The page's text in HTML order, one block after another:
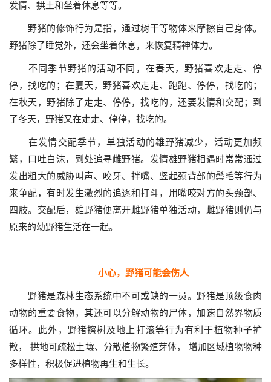
发情、拱土和坐着休息等等。
野猪的修饰行为是指，通过树干等物体来摩擦自己身体。
野猪除了睡觉外，还会坐着休息，来恢复精神体力。
不同季节野猪的活动不同，在春天，野猪喜欢走走、停
停，找吃的；在夏天，野猪喜欢走走、跑跑、停停，找吃的；
在秋天，野猪除了走走、停停，找吃的，还要发情和交配；到
了冬天，野猪又在走走、停停，找吃的。
在发情交配季节，单独活动的雄野猪减少，活动更加频
繁，口吐白沫，到处追寻雌野猪。发情雄野猪相遇时常常通过
发出粗大的威胁叫声、咬牙、拌嘴、竖起颈背部的鬃毛等行为
来争配，有时发生激烈的追逐和打斗，用嘴咬对方的头颈部、
四肢。交配后，雄野猪便离开雌野猪单独活动，雌野猪则仍与
原来的幼野猪生活在一起。
小心，野猪可能会伤人
野猪是森林生态系统中不可或缺的一员。野猪是顶级食肉
动物的重要食物，其还可以分解动物的尸体，加速自然界物质
循环。此外，野猪擦树及地上打滚等行为有利于植物种子扩
散， 拱地可疏松土壤、分散植物繁殖芽体， 增加区域植物物种
多样性，积极促进植物再生和生长。